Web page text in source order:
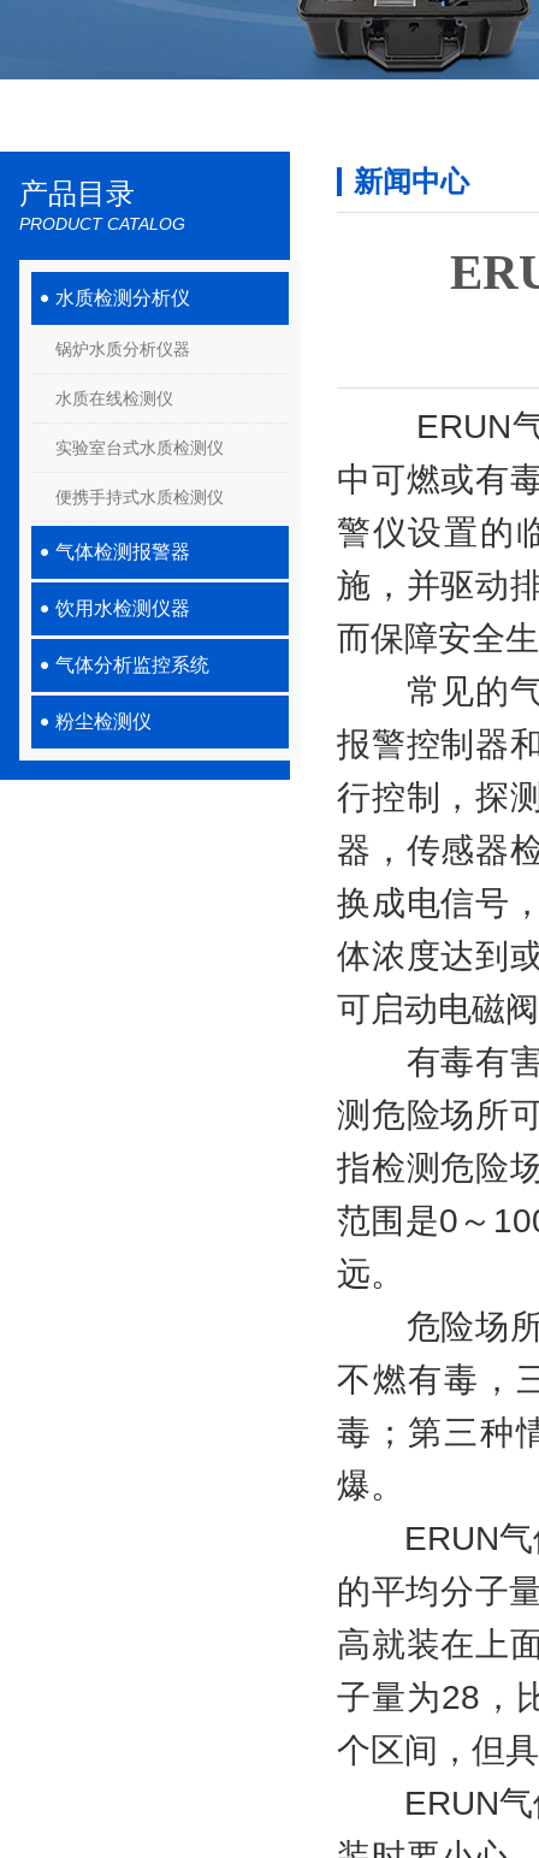
产品目录
PRODUCT CATALOG
水质检测分析仪
锅炉水质分析仪器
水质在线检测仪
实验室台式水质检测仪
便携手持式水质检测仪
气体检测报警器
饮用水检测仪器
气体分析监控系统
粉尘检测仪
新闻中心
ERUN气
中可燃或有
警仪设置的
施，并驱动
而保障安全
常见的气
报警控制器
行控制，探
器，传感器
换成电信号
体浓度达到
可启动电磁
有毒有害
测危险场所
指检测危险
范围是0～
远。
危险场所
不燃有毒，
毒；第三种
爆。
ERUN气体
的平均分子
高就装在上
子量为28，
个区间，但
ERUN气体